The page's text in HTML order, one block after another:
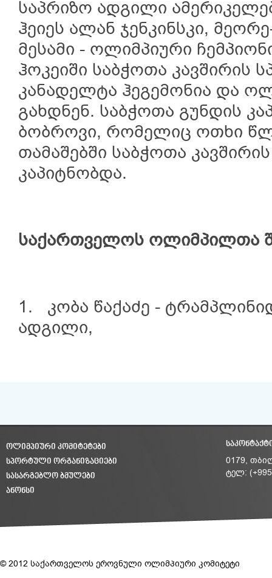
საპრიზო ადგილი
ჰეიეს ალან ჯენკინსკი,
მესამი - ოლიმპიური
ჰოკეიში საბჭოთა კავშირის
კანადელტა ჰეგემონია და
გახდნენ. საბჭოთა გუნდის
ბობროვი, რომელიც ოთხი
თამაშებში საბჭოთა
კაპიტნობდა.
საქართველოს ოლიმპილთა
1. კობა წაქაძე -
ადგილი,
ᲝᲚᲘᲛᲞᲘᲣᲠᲘ ᲙᲝᲛᲘᲢᲔᲢᲔᲑᲘ
ᲡᲞᲝᲠᲢᲣᲚᲘ ᲝᲠᲒᲐᲜᲘᲖᲐᲪᲘᲔᲑᲘ
ᲡᲐᲡᲐᲠᲒᲔᲑᲚᲝ ᲑᲛᲣᲚᲔᲑᲘ
ᲐᲜᲝᲜᲡᲘ
0179,
ტელ: (+995
© 2012 საქართველოს ეროვნული ოლიმპიური კომიტეტი